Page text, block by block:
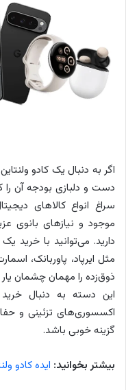
اگر به دنبال یک کادو
دست و دلبازی بودجه آن را
سراغ انواع کالاهای
موجود و نیازهای بانوی
دارید. می‌توانید با خرید
مثل ایرپاد، پاوربانک،
ذوق‌زده را مهمان چشمان یار
این دسته به دنبال
اکسسوری‌های تزئینی و
گزینه خوبی باشد.
بیشتر بخوانید: ایده کادو